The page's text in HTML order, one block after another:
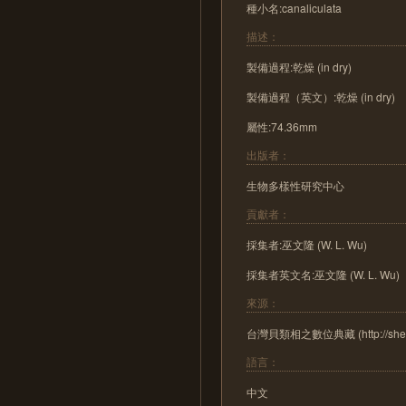
種小名:canaliculata
描述：
製備過程:乾燥 (in dry)
製備過程（英文）:乾燥 (in dry)
屬性:74.36mm
出版者：
生物多樣性研究中心
貢獻者：
採集者:巫文隆 (W. L. Wu)
採集者英文名:巫文隆 (W. L. Wu)
來源：
台灣貝類相之數位典藏 (http://
語言：
中文